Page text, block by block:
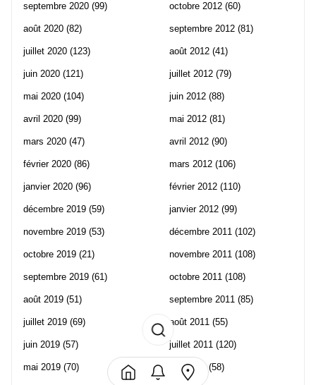
septembre 2020 (99)
août 2020 (82)
juillet 2020 (123)
juin 2020 (121)
mai 2020 (104)
avril 2020 (99)
mars 2020 (47)
février 2020 (86)
janvier 2020 (96)
décembre 2019 (59)
novembre 2019 (53)
octobre 2019 (21)
septembre 2019 (61)
août 2019 (51)
juillet 2019 (69)
juin 2019 (57)
mai 2019 (70)
octobre 2012 (60)
septembre 2012 (81)
août 2012 (41)
juillet 2012 (79)
juin 2012 (88)
mai 2012 (81)
avril 2012 (90)
mars 2012 (106)
février 2012 (110)
janvier 2012 (99)
décembre 2011 (102)
novembre 2011 (108)
octobre 2011 (108)
septembre 2011 (85)
août 2011 (55)
juillet 2011 (120)
juin 2011(58)